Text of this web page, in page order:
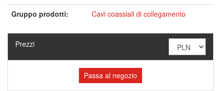
Gruppo prodotti:
Cavi coassiali di collegamento
Prezzi
Passa al negozio